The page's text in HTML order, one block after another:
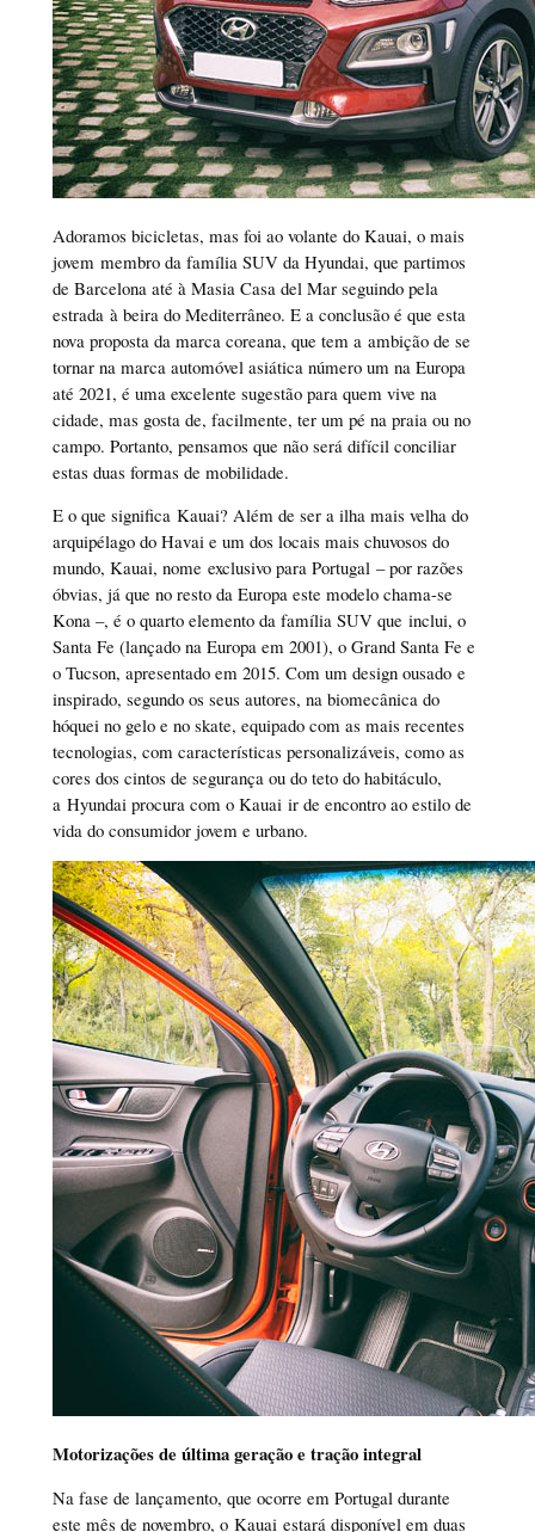
Adoramos bicicletas, mas foi ao volante do Kauai, o mais
jovem membro da família SUV da Hyundai, que partimos
de Barcelona até à Masia Casa del Mar seguindo pela
estrada à beira do Mediterrâneo. E a conclusão é que esta
nova proposta da marca coreana, que tem a ambição de se
tornar na marca automóvel asiática número um na Europa
até 2021, é uma excelente sugestão para quem vive na
cidade, mas gosta de, facilmente, ter um pé na praia ou no
campo. Portanto, pensamos que não será difícil conciliar
estas duas formas de mobilidade.
E o que significa Kauai? Além de ser a ilha mais velha do
arquipélago do Havai e um dos locais mais chuvosos do
mundo, Kauai, nome exclusivo para Portugal – por razões
óbvias, já que no resto da Europa este modelo chama-se
Kona –, é o quarto elemento da família SUV que inclui, o
Santa Fe (lançado na Europa em 2001), o Grand Santa Fe e
o Tucson, apresentado em 2015. Com um design ousado e
inspirado, segundo os seus autores, na biomecânica do
hóquei no gelo e no skate, equipado com as mais recentes
tecnologias, com características personalizáveis, como as
cores dos cintos de segurança ou do teto do habitáculo,
a Hyundai procura com o Kauai ir de encontro ao estilo de
vida do consumidor jovem e urbano.
Motorizações de última geração e tração integral
Na fase de lançamento, que ocorre em Portugal durante
este mês de novembro, o Kauai estará disponível em duas